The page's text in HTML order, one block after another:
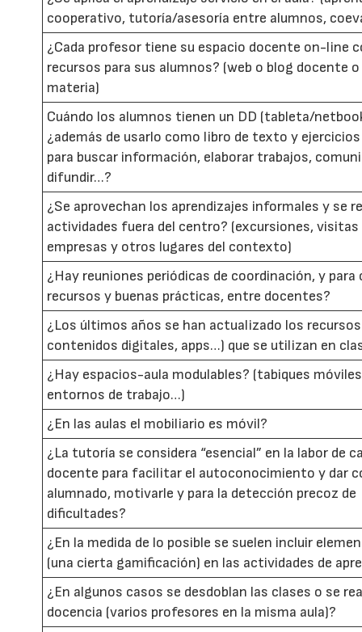
cooperativo, tutoría/asesoría entre alumnos,
¿Cada profesor tiene su espacio docente on-line
recursos para sus alumnos? (web o blog docente o
materia)
Cuándo los alumnos tienen un DD (tableta/
¿además de usarlo como libro de texto y
para buscar información, elaborar trabajos,
difundir…?
¿Se aprovechan los aprendizajes informales y se
actividades fuera del centro? (excursiones, visitas
empresas y otros lugares del contexto)
¿Hay reuniones periódicas de coordinación, y
recursos y buenas prácticas, entre docentes?
¿Los últimos años se han actualizado los
contenidos digitales, apps…) que se utilizan en
¿Hay espacios-aula modulables? (tabiques
entornos de trabajo…)
¿En las aulas el mobiliario es móvil?
¿La tutoría se considera “esencial” en la labor de
docente para facilitar el autoconocimiento y dar
alumnado, motivarle y para la detección precoz de
dificultades?
¿En la medida de lo posible se suelen incluir
(una cierta gamificación) en las actividades de
¿En algunos casos se desdoblan las clases o se
docencia (varios profesores en la misma aula)?